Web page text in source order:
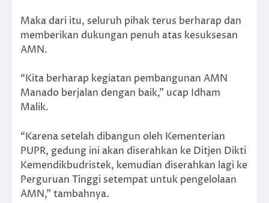
Maka dari itu, seluruh pihak terus berharap dan
memberikan dukungan penuh atas kesuksesan
AMN.
“Kita berharap kegiatan pembangunan AMN
Manado berjalan dengan baik,” ucap Idham
Malik.
“Karena setelah dibangun oleh Kementerian
PUPR, gedung ini akan diserahkan ke Ditjen Dikti
Kemendikbudristek, kemudian diserahkan lagi ke
Perguruan Tinggi setempat untuk pengelolaan
AMN,” tambahnya.